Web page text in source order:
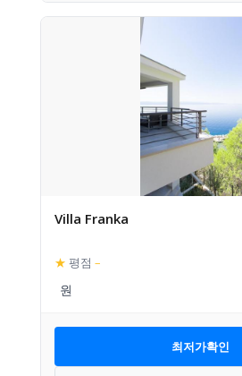
Villa Franka
★ 평점 –
최저가확인